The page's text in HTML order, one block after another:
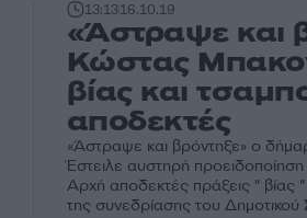
13:1316.10.19
«Άστραψε και
Κώστας
βίας και
αποδεκτές
«Άστραψε και βρόντηξε» ο
Έστειλε αυστηρή προειδοποίηση
Αρχή αποδεκτές πράξεις " βίας
της συνεδρίασης του Δημοτικού